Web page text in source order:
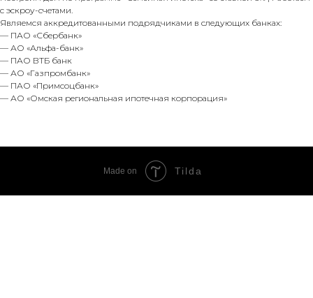
с эскроу-счетами.
Являемся аккредитованными подрядчиками в следующих банках:
— ПАО «Сбербанк»
— АО «Альфа-банк»
— ПАО ВТБ банк
— АО «Газпромбанк»
— ПАО «Примсоцбанк»
— АО «Омская региональная ипотечная корпорация»
Made on Tilda